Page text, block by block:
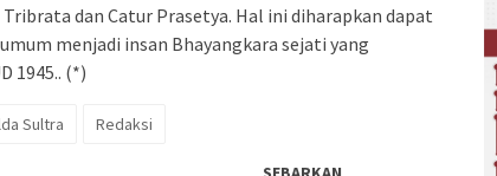
dan Catur Prasetya. Hal ini diharapkan dapat
menjadi insan Bhayangkara sejati yang
1945.. (*)
Sultra Redaksi